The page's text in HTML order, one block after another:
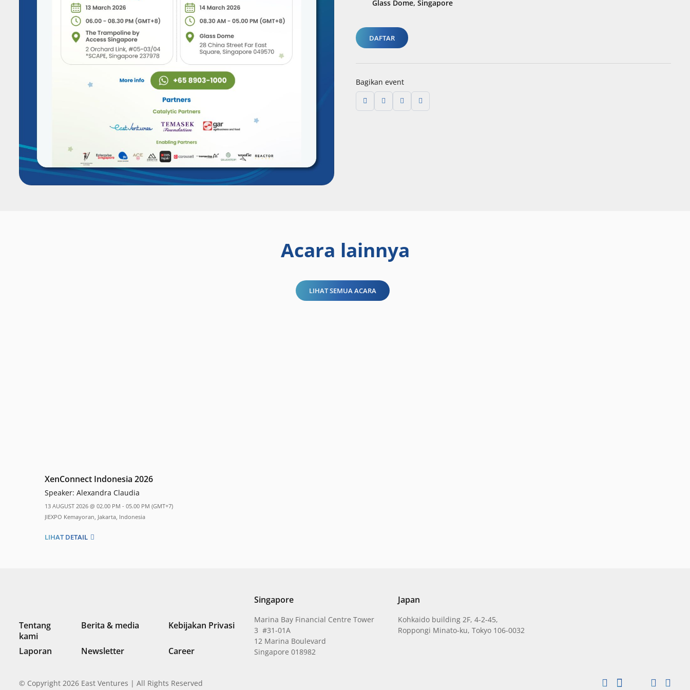
Glass Dome, Singapore
DAFTAR
Bagikan event
Acara lainnya
LIHAT SEMUA ACARA
XenConnect Indonesia 2026
Speaker: Alexandra Claudia
13 AUGUST 2026 @ 02.00 PM - 05.00 PM (GMT+7)
JIEXPO Kemayoran, Jakarta, Indonesia
LIHAT DETAIL
Tentang
kami
Berita & media Kebijakan Privasi
Laporan Newsletter Career
Singapore
Marina Bay Financial Centre Tower
3 #31-01A
12 Marina Boulevard
Singapore 018982
Japan
Kohkaido building 2F, 4-2-45,
Roppongi Minato-ku, Tokyo 106-0032
© Copyright 2026 East Ventures | All Rights Reserved